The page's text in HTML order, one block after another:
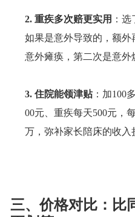
2. 重疾多次赔更实用 ：
如果是意外导致的，额外
意外瘫痪，第二次是意外
3. 住院能领津贴：加100
00元、重疾每天500元，
万，弥补家长陪床的收入
三、价格对比：比